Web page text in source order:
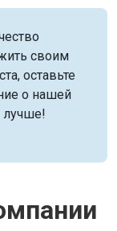
своим
оставьте
о нашей
лучше!